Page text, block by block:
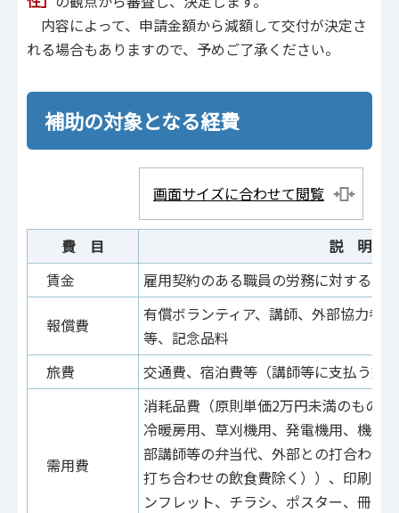
内容によって、申請金額から減額して交付が決定さ
れる場合もありますので、予めご了承ください。
補助の対象となる経費
画面サイズに合わせて閲覧
費 目
説 明
賃金
雇用契約のある職員の労務に対する対価
報償費
有償ボランティア、講師、外部協力者
等、記念品料
旅費
交通費、宿泊費等（講師等に支払う交
需用費
消耗品費（原則単価2万円未満のもの
冷暖房用、草刈機用、発電機用、機械
部講師等の弁当代、外部との打合わせ
打ち合わせの飲食費除く））、印刷製
ンフレット、チラシ、ポスター、冊子